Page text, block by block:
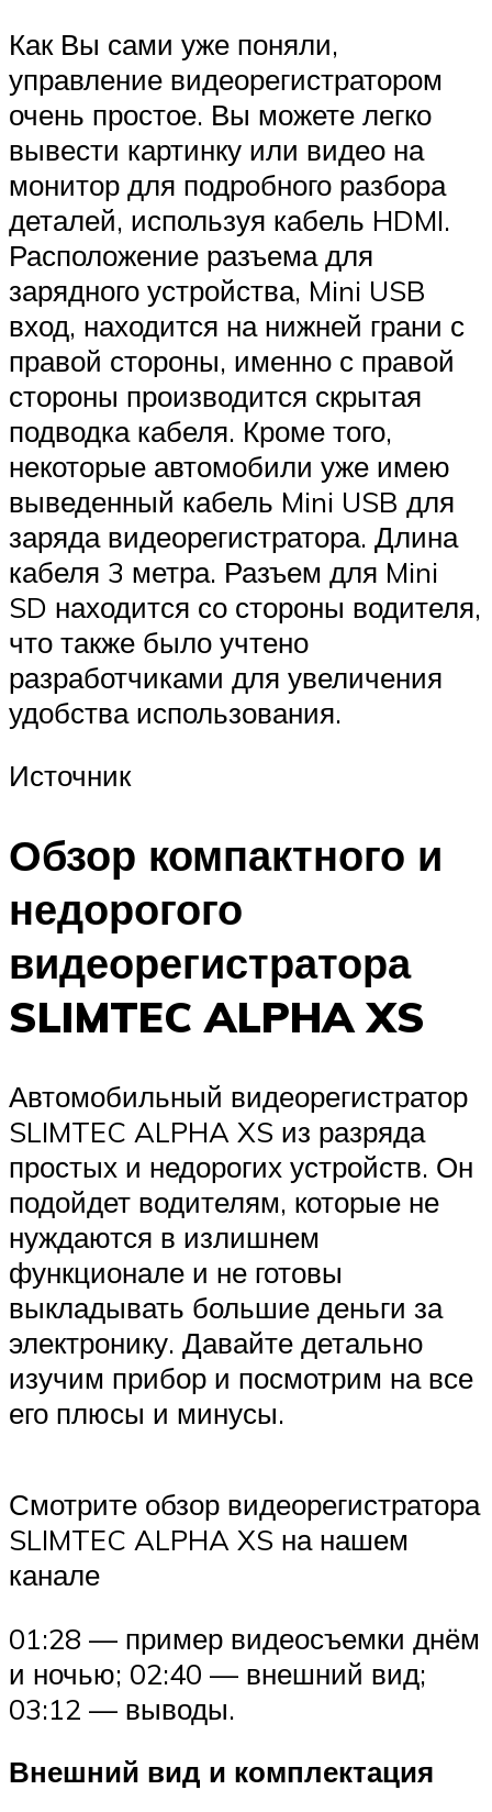
Как Вы сами уже поняли,
управление видеорегистратором
очень простое. Вы можете легко
вывести картинку или видео на
монитор для подробного разбора
деталей, используя кабель HDMI.
Расположение разъема для
зарядного устройства, Mini USB
вход, находится на нижней грани с
правой стороны, именно с правой
стороны производится скрытая
подводка кабеля. Кроме того,
некоторые автомобили уже имею
выведенный кабель Mini USB для
заряда видеорегистратора. Длина
кабеля 3 метра. Разъем для Mini
SD находится со стороны водителя,
что также было учтено
разработчиками для увеличения
удобства использования.
Источник
Обзор компактного и
недорогого
видеорегистратора
SLIMTEC ALPHA XS
Автомобильный видеорегистратор
SLIMTEC ALPHA XS из разряда
простых и недорогих устройств. Он
подойдет водителям, которые не
нуждаются в излишнем
функционале и не готовы
выкладывать большие деньги за
электронику. Давайте детально
изучим прибор и посмотрим на все
его плюсы и минусы.
Смотрите обзор видеорегистратора
SLIMTEC ALPHA XS на нашем
канале
01:28 — пример видеосъемки днём
и ночью; 02:40 — внешний вид;
03:12 — выводы.
Внешний вид и комплектация